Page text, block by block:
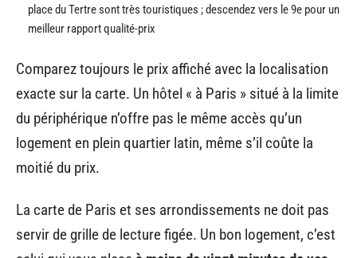
place du Tertre sont très touristiques ; descendez vers le 9e pour un
meilleur rapport qualité-prix
Comparez toujours le prix affiché avec la localisation
exacte sur la carte. Un hôtel « à Paris » situé à la limite
du périphérique n’offre pas le même accès qu’un
logement en plein quartier latin, même s’il coûte la
moitié du prix.
La carte de Paris et ses arrondissements ne doit pas
servir de grille de lecture figée. Un bon logement, c’est